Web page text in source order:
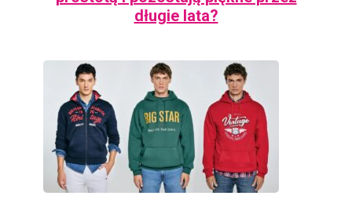
długie lata?